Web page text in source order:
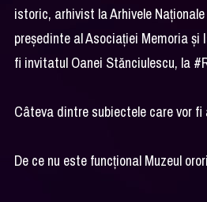
istoric, arhivist la Arhivele
președinte al Asociației Memoria
fi invitatul Oanei Stănciulescu, la
Câteva dintre subiectele care vor fi
De ce nu este funcțional Muzeul